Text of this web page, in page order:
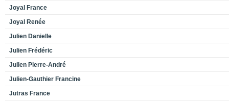
Joyal France
Joyal Renée
Julien Danielle
Julien Frédéric
Julien Pierre-André
Julien-Gauthier Francine
Jutras France